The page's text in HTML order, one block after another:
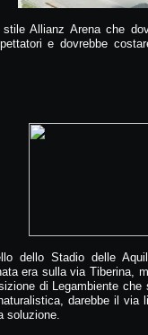
Allianz Arena che
e dovrebbe
dello Stadio delle
era sulla via Tiberina,
di Legambiente
darebbe il via
soluzione.